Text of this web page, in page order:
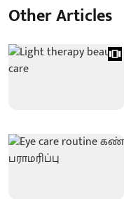
Other Articles